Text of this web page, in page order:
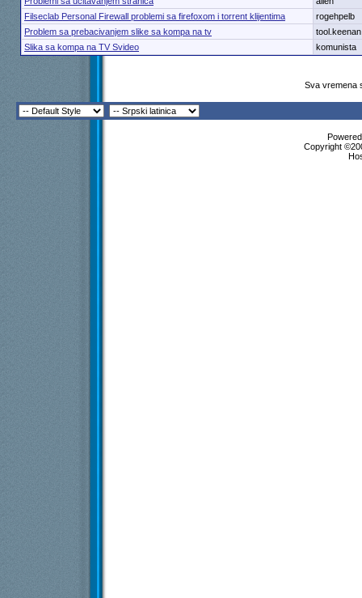
Filseclab Personal Firewall problemi sa firefoxom i torrent klijentima
rogehpelb
Problem sa prebacivanjem slike sa kompa na tv
tool.keenan
Slika sa kompa na TV Svideo
komunista
Sva vremena
Copyright